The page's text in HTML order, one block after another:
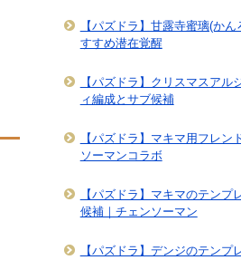
【パズドラ】甘露寺蜜璃(か
すすめ潜在覚醒
【パズドラ】クリスマスアル
ィ編成とサブ候補
【パズドラ】マキマ用フレン
ソーマンコラボ
【パズドラ】マキマのテンプ
候補｜チェンソーマン
【パズドラ】デンジのテンプ